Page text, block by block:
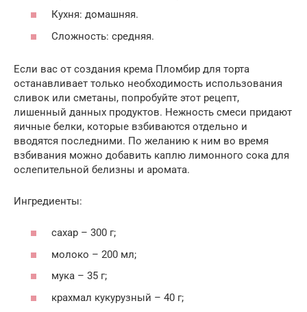
Кухня: домашняя.
Сложность: средняя.
Если вас от создания крема Пломбир для торта
останавливает только необходимость использования
сливок или сметаны, попробуйте этот рецепт,
лишенный данных продуктов. Нежность смеси придают
яичные белки, которые взбиваются отдельно и
вводятся последними. По желанию к ним во время
взбивания можно добавить каплю лимонного сока для
ослепительной белизны и аромата.
Ингредиенты:
сахар – 300 г;
молоко – 200 мл;
мука – 35 г;
крахмал кукурузный – 40 г;